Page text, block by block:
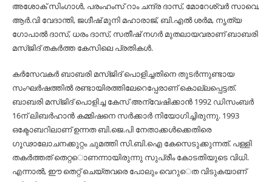
അശോക് സിംഗാള്‍, പരംഹംസ് റാം ചന്ദ്ര ദാസ്, മോറേശ്വര്‍ സാവെ,
ആര്‍.വി വേദാന്തി, ജഗ്ദീഷ് മുനി മഹാരാജ്, ബി.എല്‍ ശര്‍മ, നൃത്യ
ഗോപാല്‍ ദാസ്, ധരം ദാസ്, സതീഷ് നഗര്‍ മുതലായവരാണ് ബാബരി
മസ്ജിദ് തകര്‍ത്ത കേസിലെ പ്രതികള്‍.
കര്‍സേവകര്‍ ബാബരി മസ്ജിദ് പൊളിച്ചതിനെ തുടര്‍ന്നുണ്ടായ
സംഘര്‍ഷത്തില്‍ രണ്ടായിരത്തിലേറെപ്പേരാണ്​ കൊല്ലപ്പെട്ടത്​.
ബാബരി മസ്ജിദ് പൊളിച്ച കേസ്​ അന്വേഷിക്കാന്‍ 1992 ഡിസംബര്‍
16ന് ലിബര്‍ഹാന്‍ കമ്മിഷനെ സര്‍ക്കാര്‍ നിയോഗിച്ചിരുന്നു. 1993
ഒക്ടോബറിലാണ് ഉന്നത ബി.ജെ.പി നേതാക്കള്‍ക്കെതിരെ
ഗൂഢാലോചനക്കുറ്റം ചുമത്തി സി.ബി.ഐ കേസെടുക്കുന്നത്. പള്ളി
തകര്‍ത്തത്​ തെറ്റ​ാെണന്നായിരുന്നു സുപ്രീം കോടതിയുടെ വിധി.
എന്നാല്‍, ഈ തെറ്റ്​ ചെയ്​തവരെ പോലും വെറു​െ​ത വിടുകയാണ്​